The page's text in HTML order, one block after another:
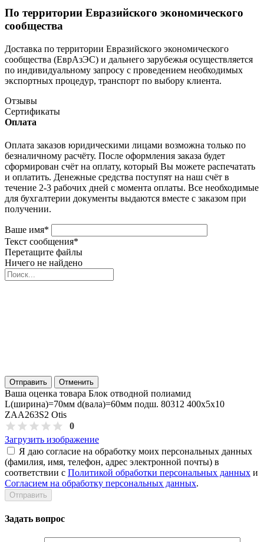
По территории Евразийского экономического
сообщества
Доставка по территории Евразийского экономического
сообщества (ЕврАзЭС) и дальнего зарубежья осуществляется
по индивидуальному запросу с проведением необходимых
экспортных процедур, транспорт по выбору клиента.
Отзывы
Сертификаты
Оплата
Оплата заказов юридическими лицами возможна только по
безналичному расчёту. После оформления заказа будет
сформирован счёт на оплату, который Вы можете распечатать
и оплатить. Денежные средства поступят на наш счёт в
течение 2-3 рабочих дней с момента оплаты. Все необходимые
для бухгалтерии документы выдаются вместе с заказом при
получении.
Ваше имя*
Текст сообщения*
Перетащите файлы
Ничего не найдено
Отправить Отменить
Ваша оценка товара Блок отводной полиамид
L(ширина)=70мм d(вала)=60мм подш. 80312 400х5х10
ZAA263S2 Otis
0
Загрузить изображение
Я даю согласие на обработку моих персональных данных
(фамилия, имя, телефон, адрес электронной почты) в
соответствии с Политикой обработки персональных данных и
Согласием на обработку персональных данных.
Задать вопрос